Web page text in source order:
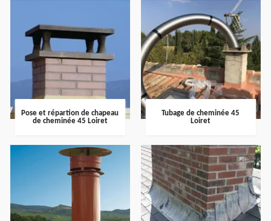
Pose et répartion de chapeau
de cheminée 45 Loiret
Tubage de cheminée 45
Loiret